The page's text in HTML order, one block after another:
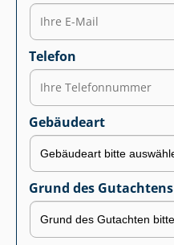
Telefon
Gebäudeart
Grund des Gutachtens